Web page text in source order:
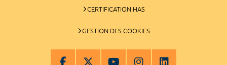
CERTIFICATION HAS
GESTION DES COOKIES